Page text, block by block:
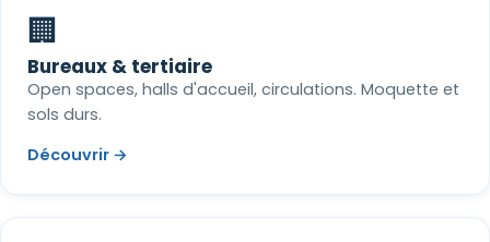
🏢
Bureaux & tertiaire
Open spaces, halls d'accueil, circulations. Moquette et
sols durs.
Découvrir →